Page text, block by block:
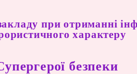
при отриманні
характеру
безпеки